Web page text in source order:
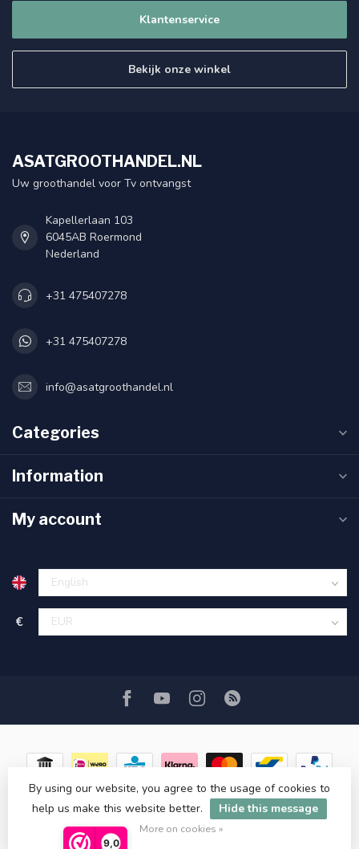
9,0
Klantenservice
Bekijk onze winkel
ASATGROOTHANDEL.NL
Uw groothandel voor Tv ontvangst
Kapellerlaan 103
6045AB Roermond
Nederland
+31 475407278
+31 475407278
info@asatgroothandel.nl
Categories
Information
My account
€
© Copyright 2026 ASATGROOTHANDEL.NL
By using our website, you agree to the usage of cookies to
help us make this website better.
Hide this message
More on cookies »